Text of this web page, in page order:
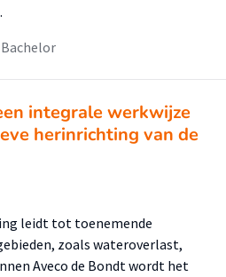
Bachelor
integrale werkwijze
herinrichting van de
leidt tot toenemende
zoals wateroverlast,
Aveco de Bondt wordt het